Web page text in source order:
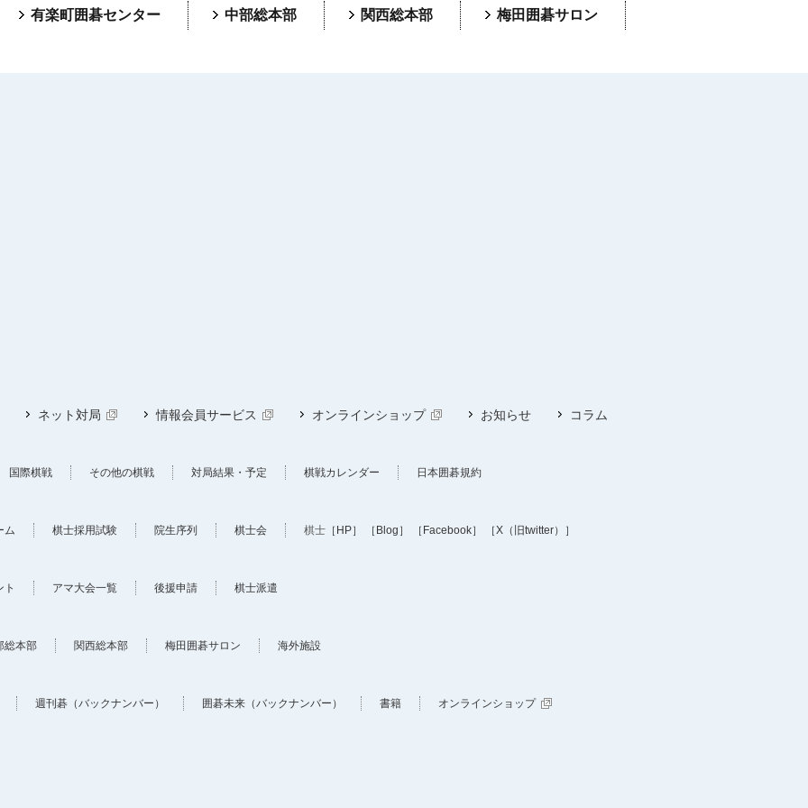
有楽町囲碁センター 中部総本部 関西総本部 梅田囲碁サロン
ネット対局 情報会員サービス オンラインショップ お知らせ コラム
国際棋戦 その他の棋戦 対局結果・予定 棋戦カレンダー 日本囲碁規約
ム 棋士採用試験 院生序列 棋士会 棋士 ［HP］ ［Blog］ ［Facebook］ ［X（旧twitter）］
ト アマ大会一覧 後援申請 棋士派遣
総本部 関西総本部 梅田囲碁サロン 海外施設
週刊碁（バックナンバー） 囲碁未来（バックナンバー） 書籍 オンラインショップ